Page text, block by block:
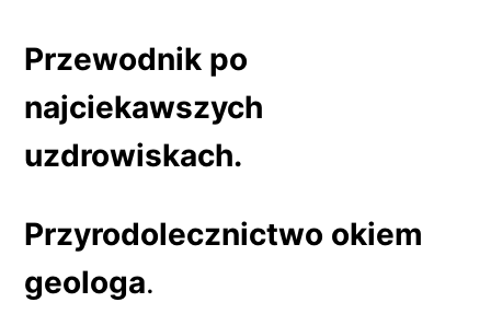
Przewodnik po
najciekawszych
uzdrowiskach.
Przyrodolecznictwo okiem
geologa.